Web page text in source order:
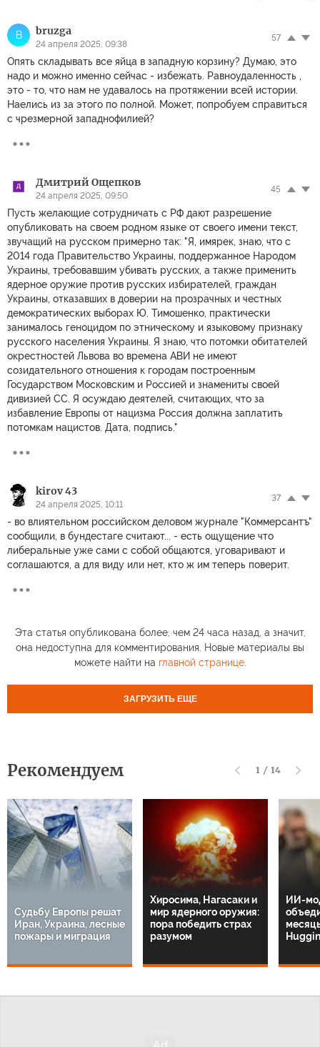
B bruzga
24 апреля 2025, 09:38
57
Опять складывать все яйца в западную корзину? Думаю, это
надо и можно именно сейчас - избежать. Равноудаленность ,
это - то, что нам не удавалось на протяжении всей истории.
Наелись из за этого по полной. Может, попробуем справиться
с чрезмерной западнофилией?
Дмитрий Ощепков
24 апреля 2025, 09:50
45
Пусть желающие сотрудничать с РФ дают разрешение
опубликовать на своем родном языке от своего имени текст,
звучащий на русском примерно так: "Я, имярек, знаю, что с
2014 года Правительство Украины, поддержанное Народом
Украины, требовавшим убивать русских, а также применить
ядерное оружие против русских избирателей, граждан
Украины, отказавших в доверии на прозрачных и честных
демократических выборах Ю. Тимошенко, практически
занималось геноцидом по этническому и языковому признаку
русского населения Украины. Я знаю, что потомки обитателей
окрестностей Львова во времена АВИ не имеют
созидательного отношения к городам построенным
Государством Московским и Россией и знамениты своей
дивизией СС. Я осуждаю деятелей, считающих, что за
избавление Европы от нацизма Россия должна заплатить
потомкам нацистов. Дата, подпись."
kirov 43
24 апреля 2025, 10:11
37
- во влиятельном российском деловом журнале "Коммерсантъ"
сообщили, в бундестаге считают... - есть ощущение что
либеральные уже сами с собой общаются, уговаривают и
соглашаются, а для виду или нет, кто ж им теперь поверит.
Эта статья опубликована более, чем 24 часа назад, а значит,
она недоступна для комментирования. Новые материалы вы
можете найти на главной странице.
ЗАГРУЗИТЬ ЕЩЕ
Рекомендуем 1 / 14
Судьбу Европы решат
Иран, Украина, лесные
пожары и миграция
Хиросима, Нагасаки и
мир ядерного оружия:
пора победить страх
разумом
ИИ-